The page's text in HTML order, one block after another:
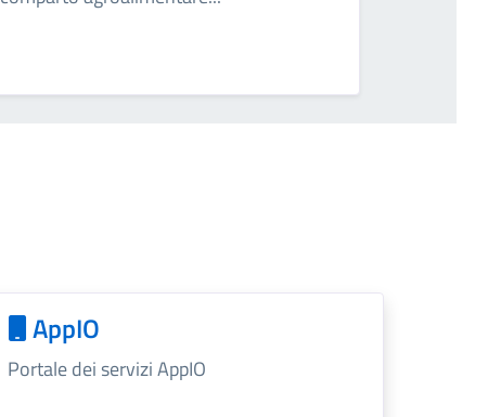
AppIO
Portale dei servizi AppIO